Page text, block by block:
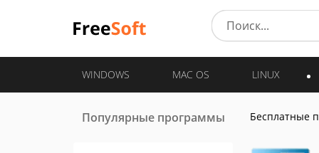
WINDOWS MAC OS LINUX
Популярные программы Бесплатные